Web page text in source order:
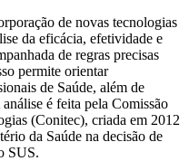
de novas tecnologias
da eficácia, efetividade e
de regras precisas
permite orientar
de Saúde, além de
é feita pela Comissão
(Conitec), criada em 2012
da Saúde na decisão de
SUS.